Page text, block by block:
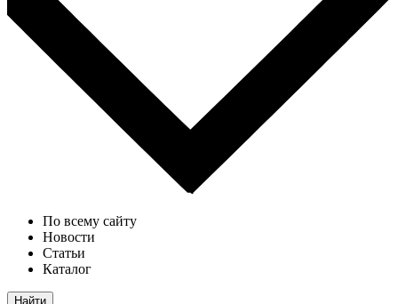
По всему сайту
Новости
Статьи
Каталог
Найти